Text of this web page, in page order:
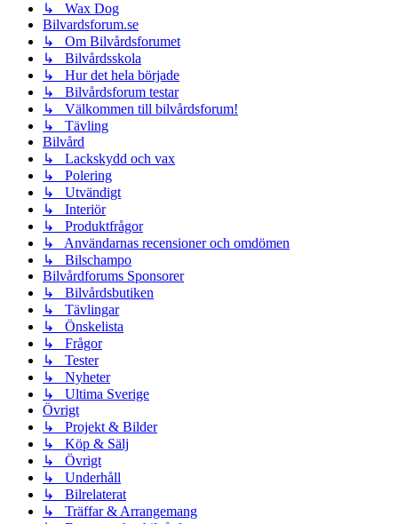
↳ Wax Dog
Bilvardsforum.se
↳ Om Bilvårdsforumet
↳ Bilvårdsskola
↳ Hur det hela började
↳ Bilvårdsforum testar
↳ Välkommen till bilvårdsforum!
↳ Tävling
Bilvård
↳ Lackskydd och vax
↳ Polering
↳ Utvändigt
↳ Interiör
↳ Produktfrågor
↳ Användarnas recensioner och omdömen
↳ Bilschampo
Bilvårdforums Sponsorer
↳ Bilvårdsbutiken
↳ Tävlingar
↳ Önskelista
↳ Frågor
↳ Tester
↳ Nyheter
↳ Ultima Sverige
Övrigt
↳ Projekt & Bilder
↳ Köp & Sälj
↳ Övrigt
↳ Underhåll
↳ Bilrelaterat
↳ Träffar & Arrangemang